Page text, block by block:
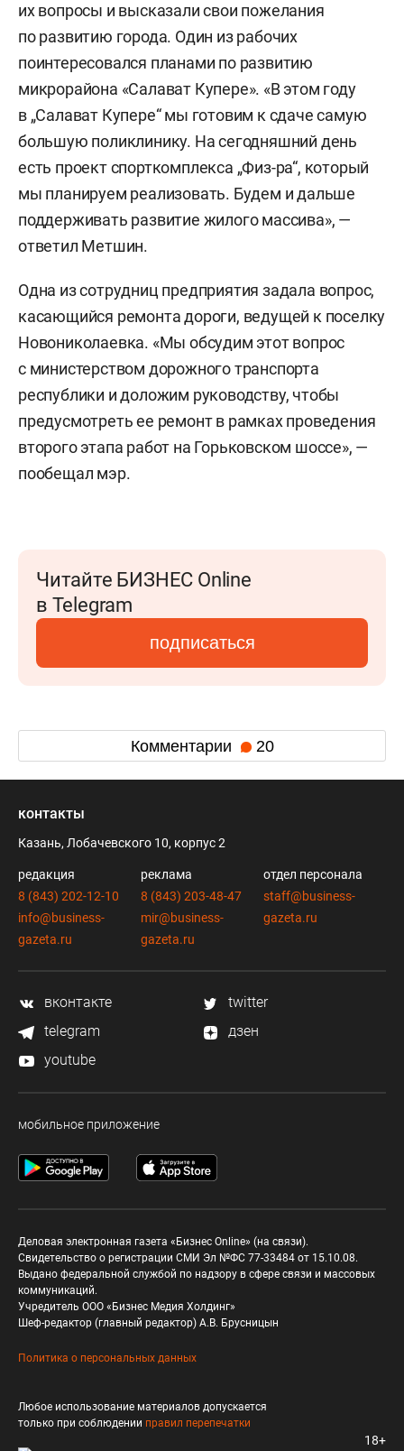
их вопросы и высказали свои пожелания
по развитию города. Один из рабочих
поинтересовался планами по развитию
микрорайона «Салават Купере». «В этом году
в „Салават Купере“ мы готовим к сдаче самую
большую поликлинику. На сегодняшний день
есть проект спорткомплекса „Физ-ра“, который
мы планируем реализовать. Будем и дальше
поддерживать развитие жилого массива», —
ответил Метшин.
Одна из сотрудниц предприятия задала вопрос,
касающийся ремонта дороги, ведущей к поселку
Новониколаевка. «Мы обсудим этот вопрос
с министерством дорожного транспорта
республики и доложим руководству, чтобы
предусмотреть ее ремонт в рамках проведения
второго этапа работ на Горьковском шоссе», —
пообещал мэр.
Читайте БИЗНЕС Online
в Telegram
подписаться
Комментарии 20
контакты
Казань, Лобачевского 10, корпус 2
редакция
8 (843) 202-12-10
info@business-
gazeta.ru
реклама
8 (843) 203-48-47
mir@business-
gazeta.ru
отдел персонала
staff@business-
gazeta.ru
вконтакте
twitter
telegram
дзен
youtube
мобильное приложение
Деловая электронная газета «Бизнес Online» (на связи).
Свидетельство о регистрации СМИ Эл №ФС 77-33484 от 15.10.08.
Выдано федеральной службой по надзору в сфере связи и массовых
коммуникаций.
Учредитель ООО «Бизнес Медия Холдинг»
Шеф-редактор (главный редактор) А.В. Брусницын
Политика о персональных данных
Любое использование материалов допускается
только при соблюдении правил перепечатки
18+